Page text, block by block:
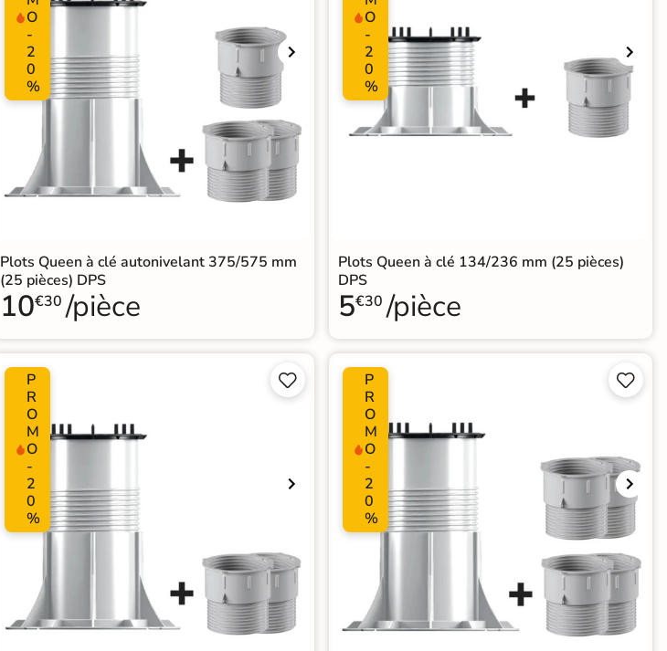
O
-
2
0
%
Plots Queen à clé autonivelant 375/575 mm
(25 pièces) DPS
10€30 /pièce
O
-
2
0
%
Plots Queen à clé 134/236 mm (25 pièces)
DPS
5€30 /pièce
P
R
O
M
O
-
2
0
%


P
R
O
M
O
-
2
0
%

